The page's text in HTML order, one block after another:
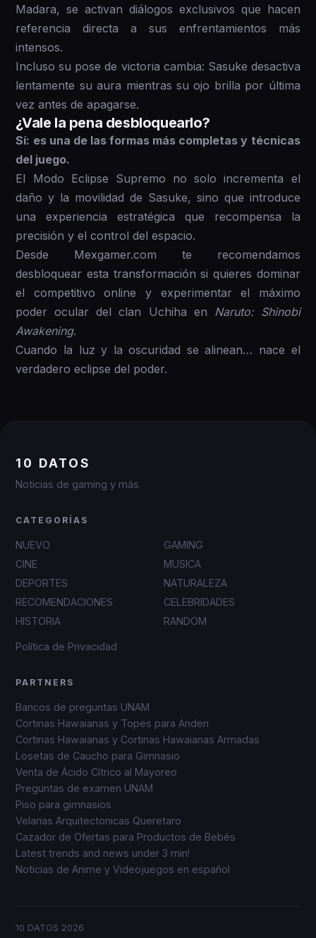
Madara, se activan diálogos exclusivos que hacen
referencia directa a sus enfrentamientos más
intensos.
Incluso su pose de victoria cambia: Sasuke desactiva
lentamente su aura mientras su ojo brilla por última
vez antes de apagarse.
¿Vale la pena desbloquearlo?
Sí: es una de las formas más completas y técnicas
del juego.
El Modo Eclipse Supremo no solo incrementa el
daño y la movilidad de Sasuke, sino que introduce
una experiencia estratégica que recompensa la
precisión y el control del espacio.
Desde Mexgamer.com te recomendamos
desbloquear esta transformación si quieres dominar
el competitivo online y experimentar el máximo
poder ocular del clan Uchiha en Naruto: Shinobi
Awakening.
Cuando la luz y la oscuridad se alinean… nace el
verdadero eclipse del poder.
10 DATOS
Noticias de gaming y más
CATEGORÍAS
NUEVO
GAMING
CINE
MUSICA
DEPORTES
NATURALEZA
RECOMENDACIONES
CELEBRIDADES
HISTORIA
RANDOM
Política de Privacidad
PARTNERS
Bancos de preguntas UNAM
Cortinas Hawaianas y Topes para Anden
Cortinas Hawaianas y Cortinas Hawaianas Armadas
Losetas de Caucho para Gimnasio
Venta de Ácido Cítrico al Mayoreo
Preguntas de examen UNAM
Piso para gimnasios
Velarias Arquitectonicas Queretaro
Cazador de Ofertas para Productos de Bebés
Latest trends and news under 3 min!
Noticias de Anime y Videojuegos en español
10 DATOS 2026